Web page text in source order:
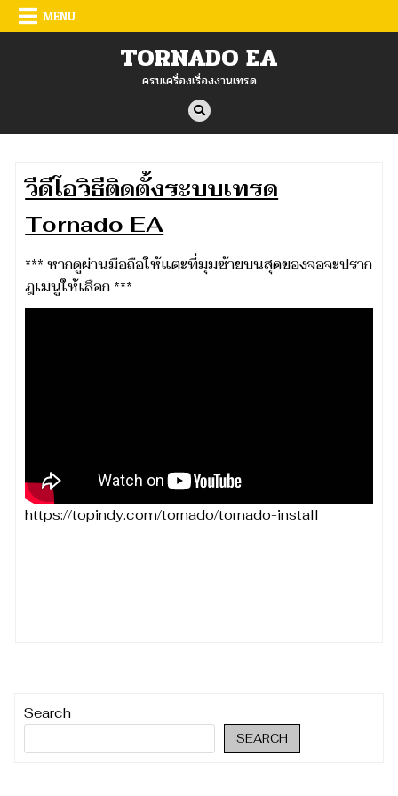
Skip
to
MENU
TORNADO EA
ครบเครื่องเรื่องงานเทรด
วีดีโอวิธีติดตั้งระบบเทรด
Tornado EA
*** หากดูผ่านมือถือให้แตะที่มุมซ้ายบนสุดของจอจะปราก
ฎเมนูให้เลือก ***
https://topindy.com/tornado/tornado-install
Search
SEARCH